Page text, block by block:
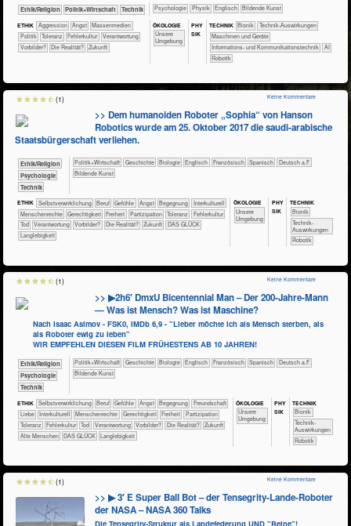
​​​​​​​​​​Ethik/​Religion ​​​​​​​​​Politik+​Wirtschaft ​Technik ​​​​​​​​​​Psychologie ​​​​​​​Physik ​​​​Englisch Bildende Kunst
ETHIK ​​​​​​​​​​​​​Aggression ​​​​​​​​​​​​​Angst
​​​​​​​​​Massenmedien
​​​​​​​​​Politik
​​​Toleranz ​​Fehlerkultur
​​Verantwortung
​​Vorbilder?
​Die Realität? ​Zukunft
ÖKO​LOGIE
​​​​​​​​​​​​​Unsere
Umgebung
PHY​
SIK
TECH​NIK ​​​​​​Bionik
​​​​​​Technik-Auswirkungen
​​​​Maschinen und Geräte
​​​Informations- und Kommunikationstechnik
​​AI
Robotik
>> Dem humanoiden Roboter „Sophia“ von Hanson
Robotics wurde am 25. Oktober 2017 die saudi-arabische
Staatsbürgerschaft verliehen.
​​​​​​​​​​Ethik/​Religion
​​​​​​​​​​Psychologie
​Technik
​​​​​​​​​Politik+​Wirtschaft ​​​​​​​​Geschichte ​​​​​​​Biologie ​​​​Englisch ​​​​Französisch ​​​​Spanisch
​​​Deutsch a.F.
Bildende Kunst
ETHIK ​​​​​​​​​​​​​​​​​​​​​​​​​​​​​​​​​​​​​​​​Selbst­verwirklichung ​​​​​​​​​​​​​​​Beruf ​​​​​​​​​​​​​​​Gefühle ​​​​​​​​​​​​​Angst ​​​​​​​​​​​​Begegnung
​​​​​​​​Interkulturell
​​​​​​​Menschenrechte
​​​​Gerechtigkeit ​​​Freiheit ​​​Partizipation ​​​Toleranz
​​Fehlerkultur
​​Tod
​​Verantwortung ​​Vorbilder? ​Die Realität? ​Zukunft
DAS GLÜCK
Langlebigkeit
ÖKO​LOGIE
​​​​​​​​​​​​​Unsere
Umgebung
PHY​
SIK
TECH​NIK
​​​​​​Bionik
​​​​​​Technik-
Auswirkungen
Robotik
Keine Kommentare
(1)
>> ▶2h6′ DmxU Bicentennial Man – Der 200-Jahre-Mann
— Was ist Mensch? Was ist Maschine?
Nach Isaac Asimov - FSK0, IMDb 6,9 - "Lieber möchte ich als Mensch sterben, als
als Roboter ewig zu leben"
WIR EMPFEHLEN DIESEN FILM FRÜHESTENS AB 10 JAHREN!
​​​​​​​​​​Ethik/​Religion
​​​​​​​​​​Psychologie
​Technik
​​​​​​​​​Politik+​Wirtschaft ​​​​​​​​Geschichte ​​​​​​​Biologie ​​​​Englisch ​​​​Französisch ​​​​Spanisch
​​​Deutsch a.F.
Bildende Kunst
ETHIK ​​​​​​​​​​​​​​​​​​​​​​​​​​​​​​​​​​​​​​​​Selbst­verwirklichung ​​​​​​​​​​​​​​​Beruf ​​​​​​​​​​​​​​​Gefühle ​​​​​​​​​​​​​Angst ​​​​​​​​​​​​Begegnung
​​​​​​​​​​​​Freundschaft
​​​​​​​​​​​​Liebe
​​​​​​​​Interkulturell ​​​​​​​Menschenrechte ​​​​Gerechtigkeit ​​​Freiheit
​​​Partizipation
​​​Toleranz
​​Fehlerkultur ​​Tod ​​Verantwortung ​​Vorbilder? ​Die Realität?
​Zukunft
Alte Menschen
DAS GLÜCK Langlebigkeit
ÖKO​LOGIE
​​​​​​​​​​​​​Unsere
Umgebung
PHY​
SIK
TECH​NIK
​​​​​​Bionik
​​​​​​Technik-
Auswirkungen
Robotik
Keine Kommentare
(1)
>> ▶ 3′ E Super Ball Bot – der Tensegrity-Lande-Roboter
der NASA – NASA 360 Talks
Die Tensegrity-Struktur als Landefederung UND "Beine"!
Keine Kommentare
(1)